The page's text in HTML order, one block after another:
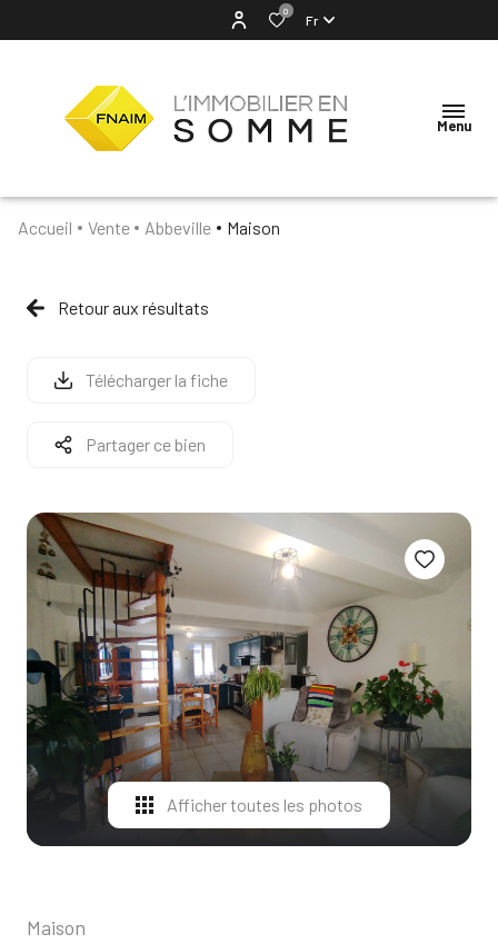
0
Fr
Menu
NOTRE
AGENCE
VENTES
ALERTE
E-MAIL
CONTACT
Accueil Vente Abbeville Maison
Retour aux résultats
Télécharger la fiche
Partager ce bien
Afficher toutes les photos
Maison